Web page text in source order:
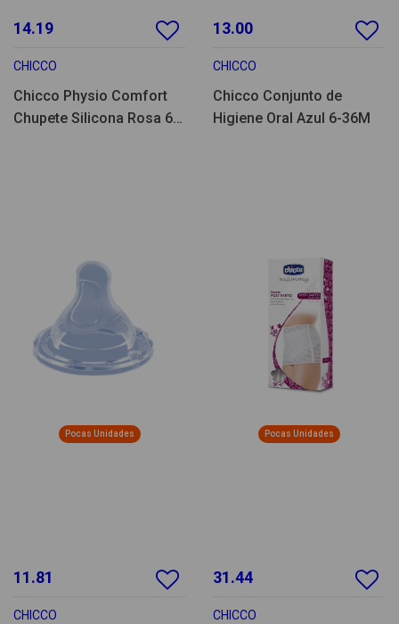
14.19
CHICCO
Chicco Physio Comfort
Chupete Silicona Rosa 6-
13.00
CHICCO
Chicco Conjunto de
Higiene Oral Azul 6-36M
Pocas Unidades
11.81
CHICCO
Pocas Unidades
31.44
CHICCO